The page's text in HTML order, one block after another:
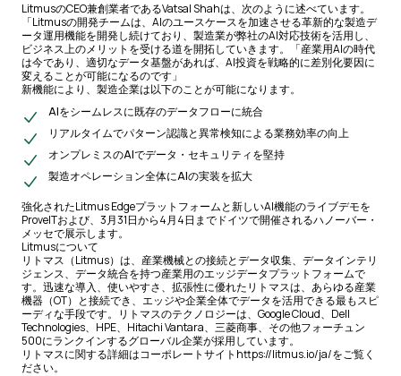
LitmusのCEO兼創業者であるVatsal Shahは、次のように述べています。
「Litmusの開発チームは、AIのユースケースを加速させる革新的な製造デ
ータ運用機能を開発し続けており、製造業が弊社のAI対応技術を活用し、
ビジネス上のメリットを受ける道を開拓していきます。「産業用AIの時代
は今であり、適切なデータ基盤があれば、AI投資を戦略的に差別化要因に
変えることが可能になるのです」
新機能により、製造企業は以下のことが可能になります。
AIをシームレスに既存のデータフローに統合
リアルタイムでパターン認識と異常検知による業務効率の向上
オンプレミスのAIでデータ・セキュリティを堅持
製造オペレーション全体にAIの実装を拡大
強化されたLitmus Edgeプラットフォームと新しいAI機能のライブデモを
ProveITおよび、3月31日から4月4日までドイツで開催されるハノーバー・
メッセで展示します。
Litmusについて
リトマス（Litmus）は、産業機械との接続とデータ収集、データインテリ
ジェンス、データ統合を持つ産業用のエッジデータプラットフォームで
す。迅速な導入、使いやすさ、拡張性に優れたリトマスは、あらゆる産業
機器（OT）と接続でき、エッジや企業全体でデータを活用できる最もスピ
ーディな手段です。リトマスのテクノロジーは、Google Cloud、Dell
Technologies、HPE、Hitachi Vantara、三菱商事、その他フォーチュン
500にランクインするグローバル企業が採用しています。
リトマスに関する詳細はコーポレートサイトhttps://litmus.io/ja/をご覧く
ださい。